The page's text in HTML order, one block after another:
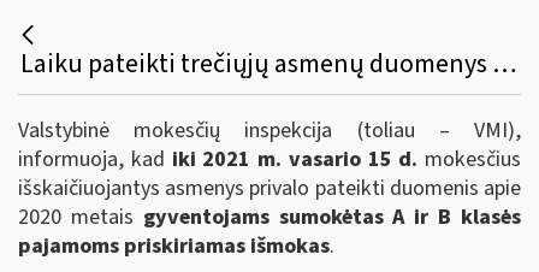
Laiku pateikti trečiųjų asmenų duomenys užtikrina sklandų gyventojų pajamų deklaravimą
Valstybinė mokesčių inspekcija (toliau – VMI),
informuoja, kad iki 2021 m. vasario 15 d. mokesčius
išskaičiuojantys asmenys privalo pateikti duomenis apie
2020 metais gyventojams sumokėtas A ir B klasės
pajamoms priskiriamas išmokas.